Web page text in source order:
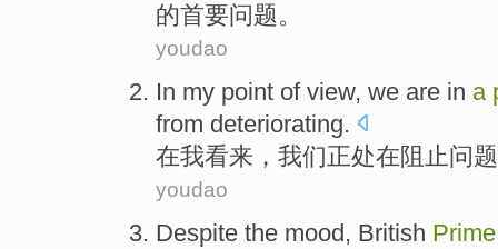
的首要问题。
youdao
In my point of view, we are in a
from deteriorating.
在我看来 ， 我们正处在阻止问
youdao
Despite the mood, British Prime